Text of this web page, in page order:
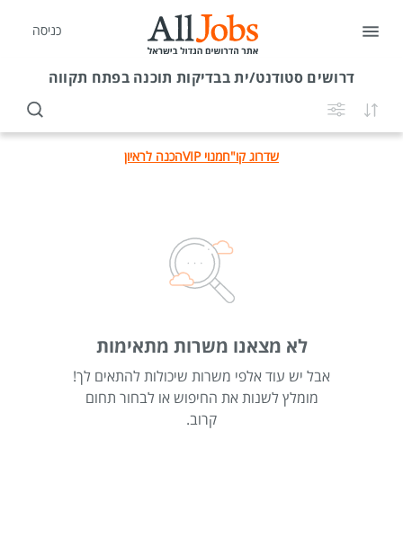
כניסה
דרושים סטודנט/ית בבדיקות תוכנה בפתח תקווה
שדרוג קו"חמנוי VIP הכנה לראיון
לא מצאנו משרות מתאימות
אבל יש עוד אלפי משרות שיכולות להתאים לך!
מומלץ לשנות את החיפוש או לבחור תחום
קרוב.